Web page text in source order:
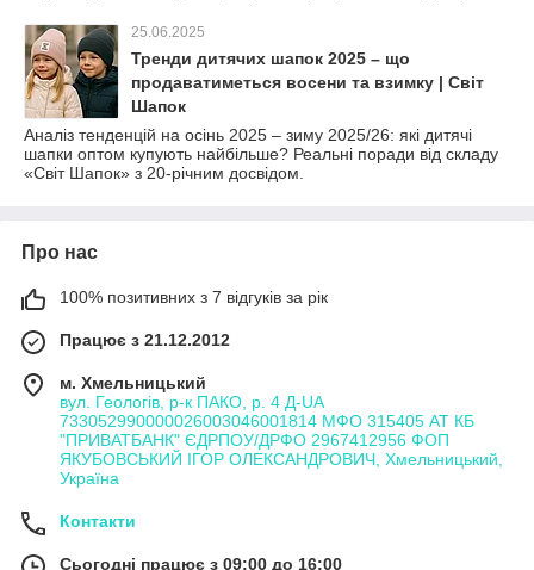
25.06.2025
Тренди дитячих шапок 2025 – що
продаватиметься восени та взимку | Світ
Шапок
Аналіз тенденцій на осінь 2025 – зиму 2025/26: які дитячі
шапки оптом купують найбільше? Реальні поради від складу
«Світ Шапок» з 20-річним досвідом.
Про нас
100% позитивних з 7 відгуків за рік
Працює з 21.12.2012
м. Хмельницький
вул. Геологів, р-к ПАКО, р. 4 Д-UA
733052990000026003046001814 МФО 315405 АТ КБ
"ПРИВАТБАНК" ЄДРПОУ/ДРФО 2967412956 ФОП
ЯКУБОВСЬКИЙ ІГОР ОЛЕКСАНДРОВИЧ, Хмельницький,
Україна
Контакти
Сьогодні працює з 09:00 до 16:00